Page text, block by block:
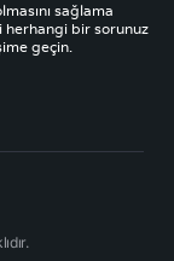
sağlama
herhangi bir sorunuz
geçin.